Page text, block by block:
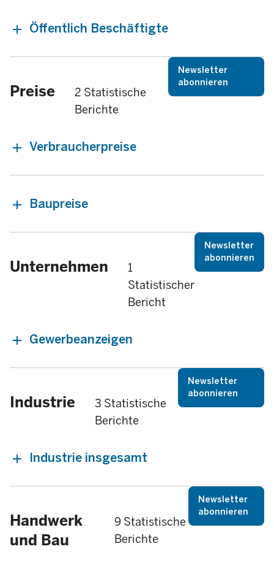
Öffentlich Beschäftigte
Preise
2 Statistische
Berichte
Newsletter
abonnieren
Verbraucherpreise
Baupreise
Unternehmen
1
Statistischer
Bericht
Newsletter
abonnieren
Gewerbeanzeigen
Industrie
3 Statistische
Berichte
Newsletter
abonnieren
Industrie insgesamt
Handwerk
und Bau
9 Statistische
Berichte
Newsletter
abonnieren